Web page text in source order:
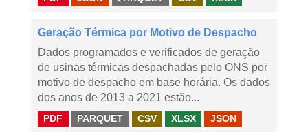
Geração Térmica por Motivo de Despacho
Dados programados e verificados de geração
de usinas térmicas despachadas pelo ONS por
motivo de despacho em base horária. Os dados
dos anos de 2013 a 2021 estão...
PDF PARQUET CSV XLSX JSON